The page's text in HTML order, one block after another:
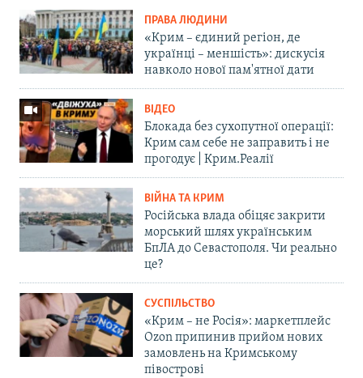
ПРАВА ЛЮДИНИ
«Крим – єдиний регіон, де
українці – меншість»: дискусія
навколо нової пам'ятної дати
ВІДЕО
Блокада без сухопутної операції:
Крим сам себе не заправить і не
прогодує | Крим.Реалії
ВІЙНА ТА КРИМ
Російська влада обіцяє закрити
морський шлях українським
БпЛА до Севастополя. Чи реально
це?
СУСПІЛЬСТВО
«Крим – не Росія»: маркетплейс
Ozon припинив прийом нових
замовлень на Кримському
півострові